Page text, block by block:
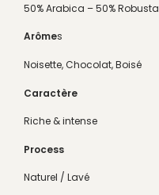
50% Arabica – 50% Robusta
Arômes
Noisette, Chocolat, Boisé
Caractère
Riche & intense
Process
Naturel / Lavé